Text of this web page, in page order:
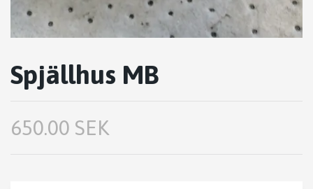
Spjällhus MB
650.00 SEK